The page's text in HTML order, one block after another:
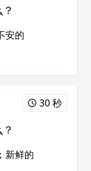
安的
30 秒
新鲜的